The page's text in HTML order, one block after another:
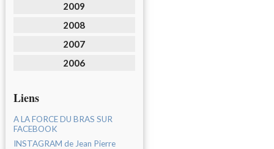
2009
2008
2007
2006
Liens
A LA FORCE DU BRAS SUR
FACEBOOK
INSTAGRAM de Jean Pierre